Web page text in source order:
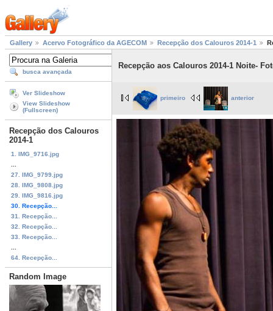
Gallery Acervo Fotográfico da AGECOM Recepção dos Calouros 2014-1
busca avançada
Ver Slideshow
View Slideshow
(Fullscreen)
Recepção dos Calouros
2014-1
1. IMG_9716.jpg
27. IMG_9799.jpg
28. IMG_9808.jpg
29. IMG_9816.jpg
30. Recepção...
31. Recepção...
32. Recepção...
33. Recepção...
64. Recepção...
Random Image
Recepção aos Calouros 2014-1 Noite-
primeiro anterior